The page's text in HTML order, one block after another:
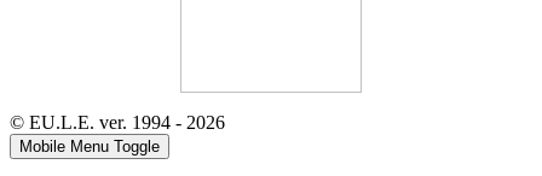
© EU.L.E. ver. 1994 - 2026
Mobile Menu Toggle